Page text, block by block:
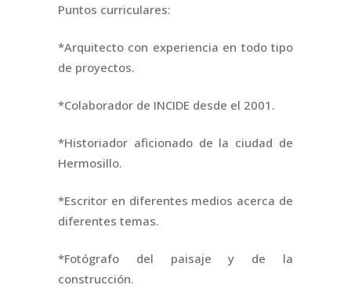
Puntos curriculares:
*Arquitecto con experiencia en todo tipo
de proyectos.
*Colaborador de INCIDE desde el 2001.
*Historiador aficionado de la ciudad de
Hermosillo.
*Escritor en diferentes medios acerca de
diferentes temas.
*Fotógrafo del paisaje y de la
construcción.